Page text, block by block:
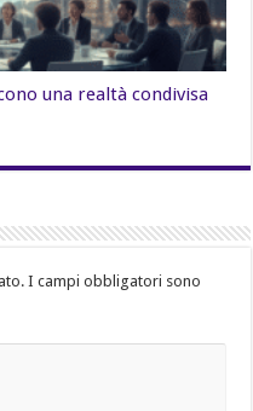
una realtà condivisa
I campi obbligatori sono